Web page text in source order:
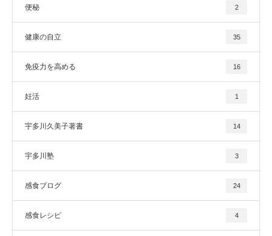
便秘 2
健康の自立 35
免疫力を高める 16
妊活 1
宇多川久美子著書 14
宇多川塾 3
感食ブログ 24
感食レシピ 4